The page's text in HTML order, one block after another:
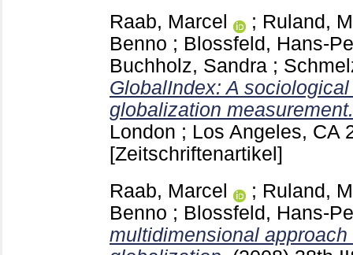
Raab, Marcel
; Ruland,
Benno ; Blossfeld, Hans-
Buchholz, Sandra ;
GlobalIndex: A
globalization measurement.
London ; Los Angeles, CA
[Zeitschriftenartikel]
Raab, Marcel
; Ruland,
Benno ; Blossfeld, Hans-
multidimensional